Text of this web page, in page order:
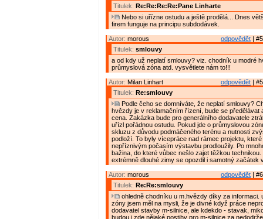
Titulek: Re:Re:Re:Re:Pane Linharte
Nebo si uřízne ostudu a ještě prodělá... Dnes
firem funguje na principu subdodávek.
odpovědět |
Autor: morous
Titulek: smlouvy
a od kdy už neplatí smlouvy? viz. chodník u modré
průmyslová zóna atd. vysvětlete nám to!!!
odpovědět |
Autor: Milan Linhart
Titulek: Re:smlouvy
Podle čeho se domníváte, že neplatí smlouvy?
hvězdy je v reklamačním řízení, bude se předělávat
cena. Zakázka bude pro generálního dodavatele
uřízl pořádnou ostudu. Pokud jde o průmyslovou
skluzu z důvodu podmáčeného terénu a nutnosti
podloží. To byly vícepráce nad rámec projektu,
nepříznivým počasím výstavbu prodloužily. Po
bažina, do které vůbec nešlo zajet těžkou technikou.
extrémně dlouhé zimy se opozdil i samotný začátek
odpovědět |
Autor: morous
Titulek: Re:Re:smlouvy
ohledně chodníku u m.hvězdy díky za informaci.
zóny jsem měl na mysli, že je divné když práce
dodavatel stavby m-silnice, ale kdekdo - stavak,
budou i zde nějaké postihy pro m-silnice za